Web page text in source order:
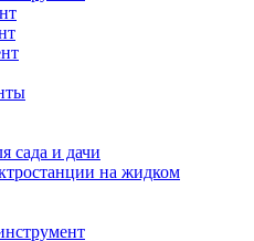
сада и дачи
на жидком